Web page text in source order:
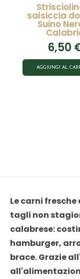
salsiccia
Suino
6,50
AGGIUNGI AL
Le carni fresche
tagli non
calabrese:
hamburger,
brace. Grazie